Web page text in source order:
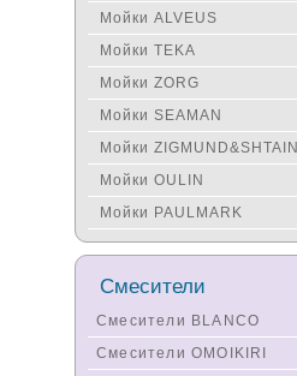
Мойки ALVEUS
Мойки TEKA
Мойки ZORG
Мойки SEAMAN
Мойки ZIGMUND&SHTAIN
Мойки OULIN
Мойки PAULMARK
Смесители
Смесители BLANCO
Смесители OMOIKIRI